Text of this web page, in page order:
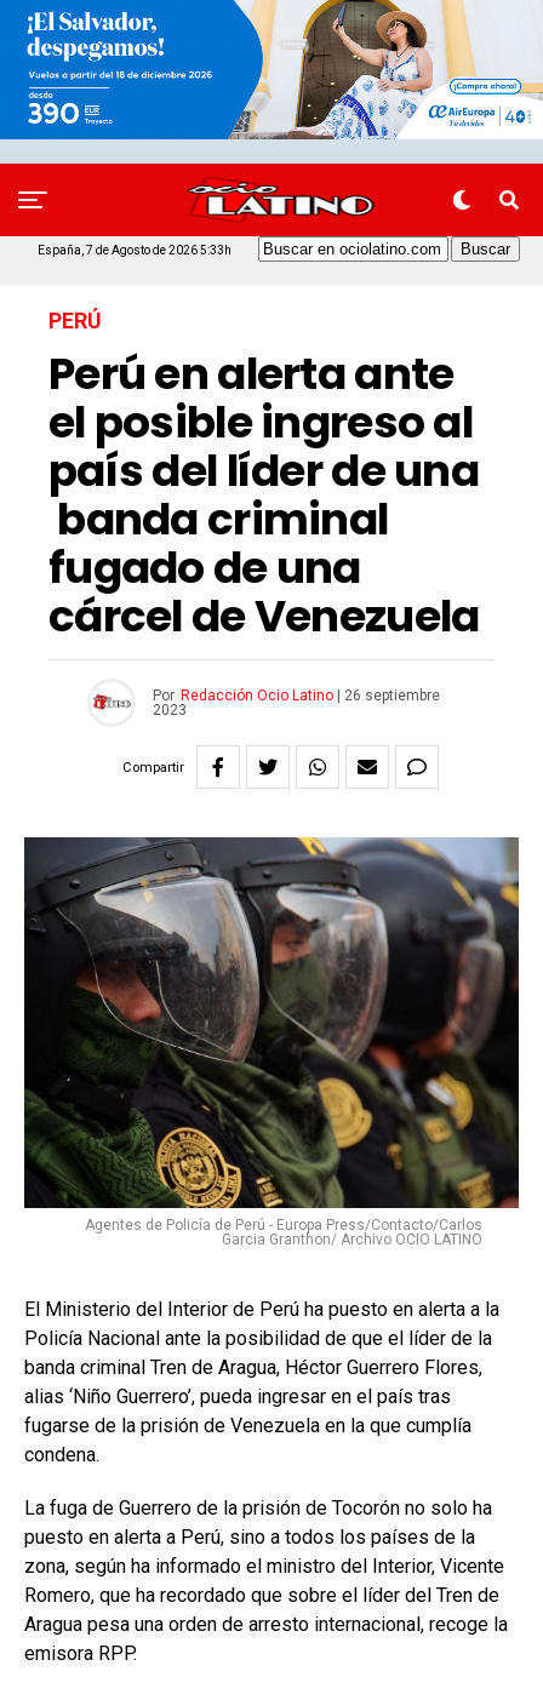
España, 7 de Agosto de 2026 5:33h
PERÚ
Perú en alerta ante
el posible ingreso al
país del líder de una
banda criminal
fugado de una
cárcel de Venezuela
Por Redacción Ocio Latino
26 septiembre
2023
Compartir
Agentes de Policía de Perú - Europa Press/Contacto/Carlos
Garcia Granthon/ Archivo OCIO LATINO
El Ministerio del Interior de Perú ha puesto en alerta a la
Policía Nacional ante la posibilidad de que el líder de la
banda criminal Tren de Aragua, Héctor Guerrero Flores,
alias ‘Niño Guerrero’, pueda ingresar en el país tras
fugarse de la prisión de Venezuela en la que cumplía
condena.
La fuga de Guerrero de la prisión de Tocorón no solo ha
puesto en alerta a Perú, sino a todos los países de la
zona, según ha informado el ministro del Interior, Vicente
Romero, que ha recordado que sobre el líder del Tren de
Aragua pesa una orden de arresto internacional, recoge la
emisora RPP.